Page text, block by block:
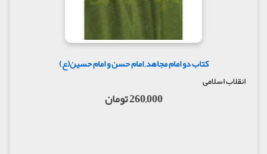
این مردم، روزي خواهدبود! وچه روزي! روزي سـیاه
وخونین. من بیعت خود را از شـما برداشتم وحقی بر گردن
شما ندارم،شما همگی آزاد هستید، می خواهید بروید یا
اینک شب فرا رسـیده، و تاریکی جهان را پر ساخته، می
توانید از این تاریکی اسـتفاده کرده وخود را از دید
دشـمن نهان داشـته، به هرسوکه می خواهید بروید.
هرکدام شما دست یک تن از اهل بیت مرا گرفته، ببریـد،
و در بیابان ها وشـهرها پراکنـده شوید، تا وقتی که خداي
کتاب دو امام مجاهد, امام حسن و امام حسین(ع)
انقلاب اسلامی
260,000 تومان